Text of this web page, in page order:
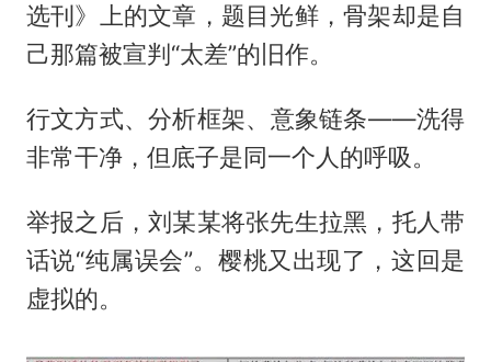
选刊》上的文章，题目光鲜，骨架却是自
己那篇被宣判“太差”的旧作。
行文方式、分析框架、意象链条——洗得
非常干净，但底子是同一个人的呼吸。
举报之后，刘某某将张先生拉黑，托人带
话说“纯属误会”。樱桃又出现了，这回是
虚拟的。